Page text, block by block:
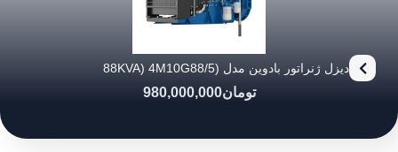
دیزل ژنراتور بادوین مدل (88KVA) 4M10G88/5
تومان980,000,000